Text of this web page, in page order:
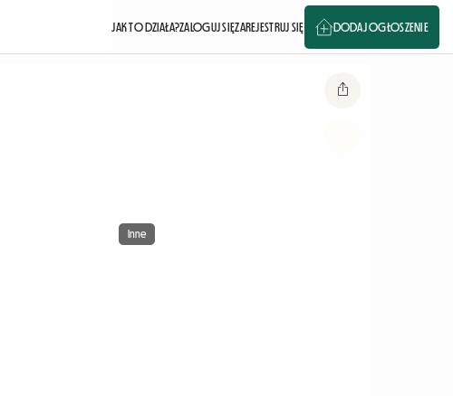
JAK TO DZIAŁA?ZALOGUJ SIĘZAREJESTRUJ SIĘ DODAJ OGŁOSZENIE
Inne